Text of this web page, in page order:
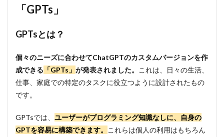
「GPTs」
GPTsとは？
個々のニーズに合わせてChatGPTのカスタムバージョンを作
成できる 「GPTs」 が発表されました。
これは、日々の生活、
仕事、家庭での特定のタスクに役立つように設計されたもの
です。
GPTsでは、 ユーザーがプログラミング知識なしに、自身の
GPTを容易に構築できます。
これらは個人の利用はもちろん